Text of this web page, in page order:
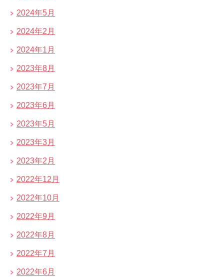
2024年5月
2024年2月
2024年1月
2023年8月
2023年7月
2023年6月
2023年5月
2023年3月
2023年2月
2022年12月
2022年10月
2022年9月
2022年8月
2022年7月
2022年6月